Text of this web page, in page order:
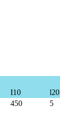
I10 l20
450 5